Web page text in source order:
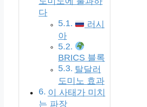
다
러시
아
BRICS 블록
탈달러
도미노 효과
이 사태가 미치
는 파장